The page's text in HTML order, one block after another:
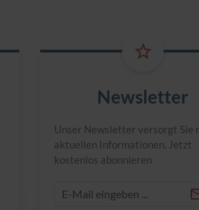
Newsletter
Unser Newsletter versorgt Sie
aktuellen Informationen. Jetzt
kostenlos abonnieren